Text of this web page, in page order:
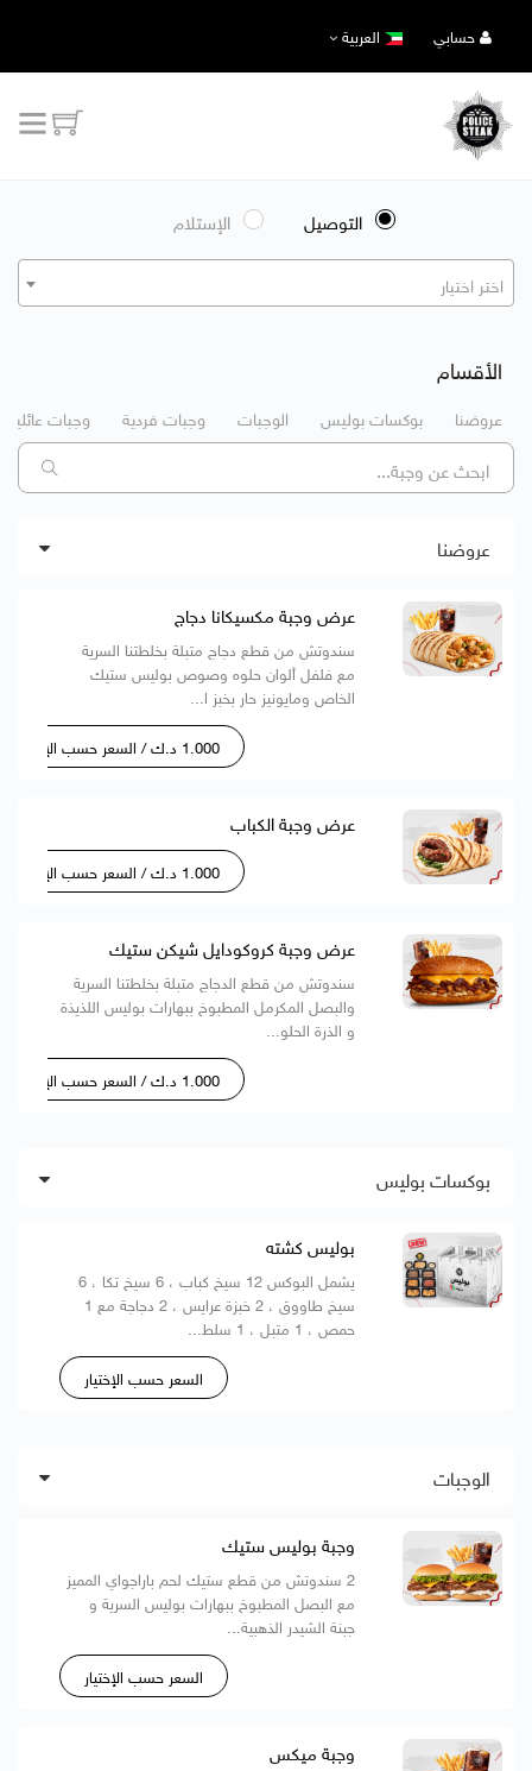
حسابي العربية
التوصيل الإستلام
اختر اختيار
الأقسام
عروضنا بوكسات بوليس الوجبات وجبات فردية وجبات عائلية
عروضنا
عرض وجبة مكسيكانا دجاج
سندوتش من قطع دجاج متبلة بخلطتنا السرية
مع فلفل ألوان حلوه وصوص بوليس ستيك
الخاص ومايونيز حار بخبز ا...
1.000 د.ك / السعر حسب الإختيار
عرض وجبة الكباب
1.000 د.ك / السعر حسب الإختيار
عرض وجبة كروكودايل شيكن ستيك
سندوتش من قطع الدجاج متبلة بخلطتنا السرية
والبصل المكرمل المطبوخ ببهارات بوليس اللذيذة
و الذرة الحلو...
1.000 د.ك / السعر حسب الإختيار
بوكسات بوليس
بوليس كشته
يشمل البوكس 12 سيخ كباب ، 6 سيخ تكا ، 6
سيخ طاووق ، 2 خبزة عرايس ، 2 دجاجة مع 1
حمص ، 1 متبل ، 1 سلط...
السعر حسب الإختيار
الوجبات
وجبة بوليس ستيك
2 سندوتش من قطع ستيك لحم باراجواي المميز
مع البصل المطبوخ ببهارات بوليس السرية و
جبنة الشيدر الذهبية...
السعر حسب الإختيار
وجبة ميكس